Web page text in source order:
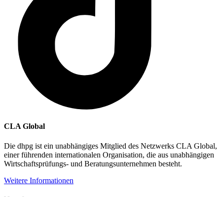
CLA Global
Die dhpg ist ein unabhängiges Mitglied des Netzwerks CLA Global,
einer führenden internationalen Organisation, die aus unabhängigen
Wirtschaftsprüfungs- und Beratungsunternehmen besteht.
Weitere Informationen